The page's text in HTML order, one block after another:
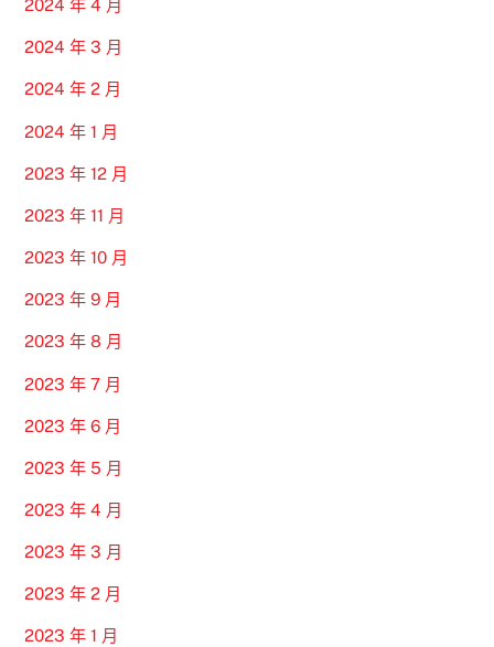
2024 年 4 月
2024 年 3 月
2024 年 2 月
2024 年 1 月
2023 年 12 月
2023 年 11 月
2023 年 10 月
2023 年 9 月
2023 年 8 月
2023 年 7 月
2023 年 6 月
2023 年 5 月
2023 年 4 月
2023 年 3 月
2023 年 2 月
2023 年 1 月